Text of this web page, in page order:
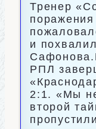
Тренер
и
РПЛ
2:1. «Мы
второй